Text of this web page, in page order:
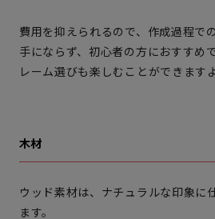
費用を抑えられるので、作成過程で
手にならず、初心者の方におすすめ
レーム選びも楽しむことができますよ
木材
ウッド素材は、ナチュラルな印象に
ます。